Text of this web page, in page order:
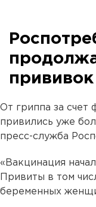
От гриппа за счет
привились уже
пресс-служба
«Вакцинация
Привиты в том
беременных